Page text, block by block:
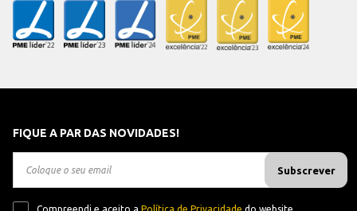
FIQUE A PAR DAS NOVIDADES!
Subscrever